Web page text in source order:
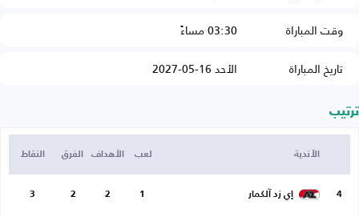
وقت المباراة
03:30 مساءً
تاريخ المباراة
الأحد 16-05-2027
ترتيب
الأندية لعب الأهداف الفرق النقاط
4 إي زد آلكمار 1
2
2
3